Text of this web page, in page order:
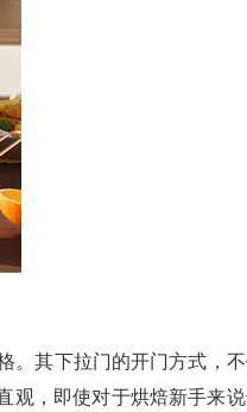
。其下拉门的开门方式，
观，即使对于烘焙新手来